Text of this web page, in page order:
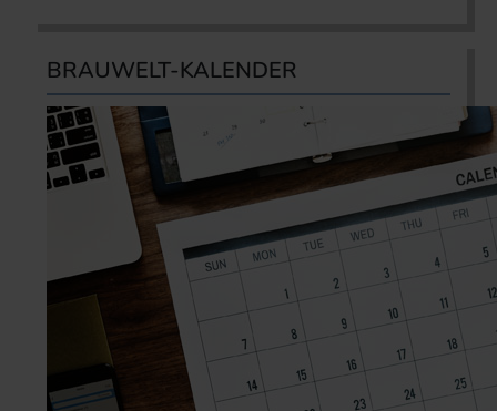
BRAUWELT-KALENDER